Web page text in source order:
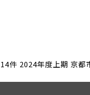
14件 2024年度上期 京